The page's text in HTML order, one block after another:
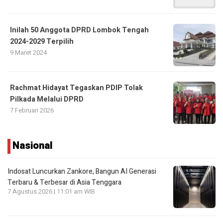
Inilah 50 Anggota DPRD Lombok Tengah
2024-2029 Terpilih
9 Maret 2024
Rachmat Hidayat Tegaskan PDIP Tolak
Pilkada Melalui DPRD
7 Februari 2026
Nasional
Indosat Luncurkan Zankore, Bangun AI Generasi
Terbaru & Terbesar di Asia Tenggara
7 Agustus 2026 | 11:01 am WIB